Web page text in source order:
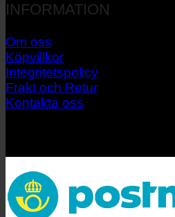
INFORMATION
Om oss
Köpvillkor
Integritetspolicy
Frakt och Retur
Kontakta oss